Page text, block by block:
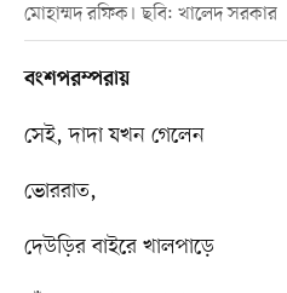
মোহাম্মদ রফিক। ছবি: খালেদ সরকার
বংশপরম্পরায়
সেই, দাদা যখন গেলেন
ভোররাত,
দেউড়ির বাইরে খালপাড়ে